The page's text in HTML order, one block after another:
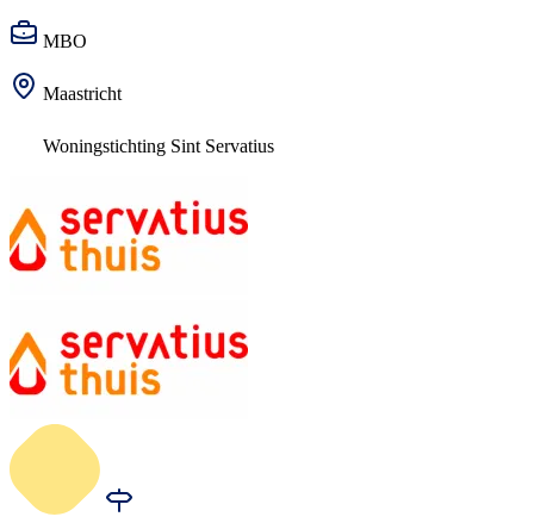
MBO
Maastricht
Woningstichting Sint Servatius